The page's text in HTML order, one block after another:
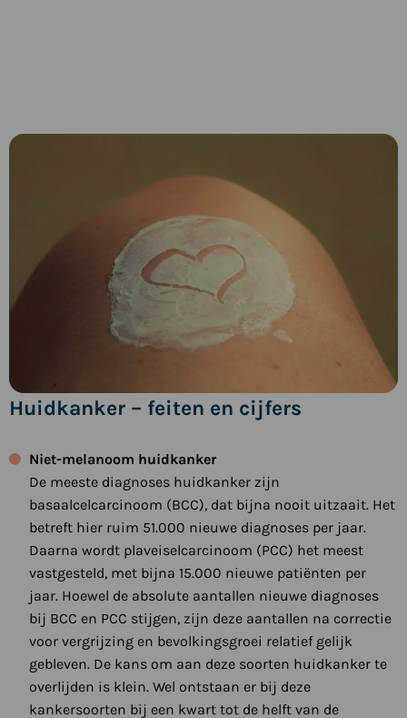
Huidkanker – feiten en cijfers
Niet-melanoom huidkanker
De meeste diagnoses huidkanker zijn
basaalcelcarcinoom (BCC), dat bijna nooit uitzaait. Het
betreft hier ruim 51.000 nieuwe diagnoses per jaar.
Daarna wordt plaveiselcarcinoom (PCC) het meest
vastgesteld, met bijna 15.000 nieuwe patiënten per
jaar. Hoewel de absolute aantallen nieuwe diagnoses
bij BCC en PCC stijgen, zijn deze aantallen na correctie
voor vergrijzing en bevolkingsgroei relatief gelijk
gebleven. De kans om aan deze soorten huidkanker te
overlijden is klein. Wel ontstaan er bij deze
kankersoorten bij een kwart tot de helft van de